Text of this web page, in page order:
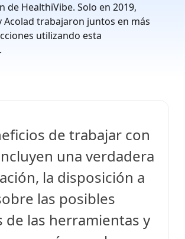
de HealthiVibe. Solo en 2019,
Acolad trabajaron juntos en más
utilizando esta
de trabajar con
una verdadera
la disposición a
las posibles
de las herramientas y